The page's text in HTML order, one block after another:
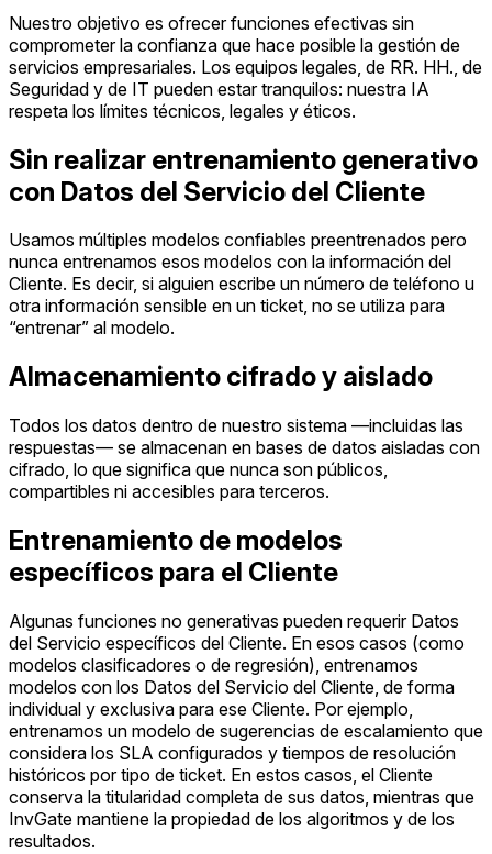
Nuestro objetivo es ofrecer funciones efectivas sin
comprometer la confianza que hace posible la gestión de
servicios empresariales. Los equipos legales, de RR. HH., de
Seguridad y de IT pueden estar tranquilos: nuestra IA
respeta los límites técnicos, legales y éticos.
Sin realizar entrenamiento generativo
con Datos del Servicio del Cliente
Usamos múltiples modelos confiables preentrenados pero
nunca entrenamos esos modelos con la información del
Cliente. Es decir, si alguien escribe un número de teléfono u
otra información sensible en un ticket, no se utiliza para
“entrenar” al modelo.
Almacenamiento cifrado y aislado
Todos los datos dentro de nuestro sistema —incluidas las
respuestas— se almacenan en bases de datos aisladas con
cifrado, lo que significa que nunca son públicos,
compartibles ni accesibles para terceros.
Entrenamiento de modelos
específicos para el Cliente
Algunas funciones no generativas pueden requerir Datos
del Servicio específicos del Cliente. En esos casos (como
modelos clasificadores o de regresión), entrenamos
modelos con los Datos del Servicio del Cliente, de forma
individual y exclusiva para ese Cliente. Por ejemplo,
entrenamos un modelo de sugerencias de escalamiento que
considera los SLA configurados y tiempos de resolución
históricos por tipo de ticket. En estos casos, el Cliente
conserva la titularidad completa de sus datos, mientras que
InvGate mantiene la propiedad de los algoritmos y de los
resultados.